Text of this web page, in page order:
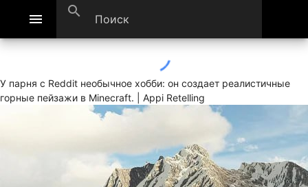
menu search
У парня с Reddit необычное хобби: он создает реалистичные
горные пейзажи в Minecraft. | Appi Retelling